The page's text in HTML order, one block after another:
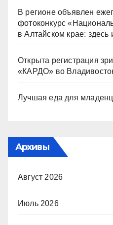
В регионе объявлен
фотоконкурс
в Алтайском крае: здесь
Открыта регистрация
«КАРДО» во
Лучшая еда для
Архивы
Август 2026
Июль 2026